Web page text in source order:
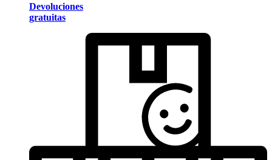
Devoluciones
gratuitas